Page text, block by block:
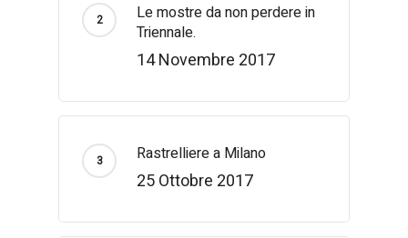
Le mostre da non perdere in
Triennale.
14 Novembre 2017
Rastrelliere a Milano
25 Ottobre 2017